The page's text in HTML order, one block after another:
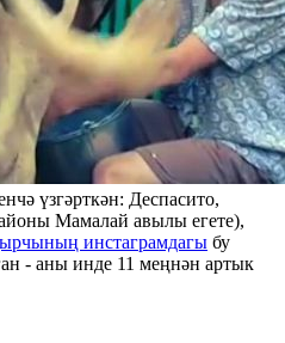
үзгәрткән: Деспасито,
Мамалай авылы егете),
инстаграмдагы бу
- аны инде 11 меңнән артык